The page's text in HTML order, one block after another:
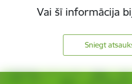
Vai šī informācija
Sniegt